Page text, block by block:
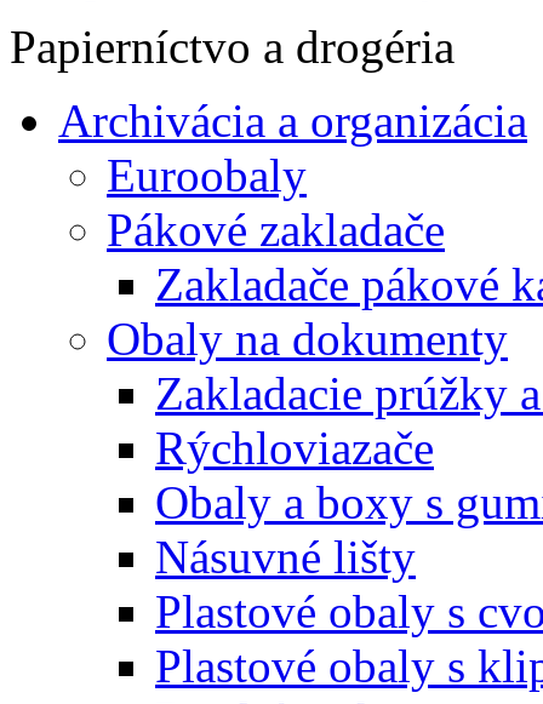
Papierníctvo a drogéria
Archivácia a organizácia
Euroobaly
Pákové zakladače
Zakladače pákové
Obaly na dokumenty
Zakladacie prúžky
Rýchloviazače
Obaly a boxy s
Násuvné lišty
Plastové obaly s
Plastové obaly s